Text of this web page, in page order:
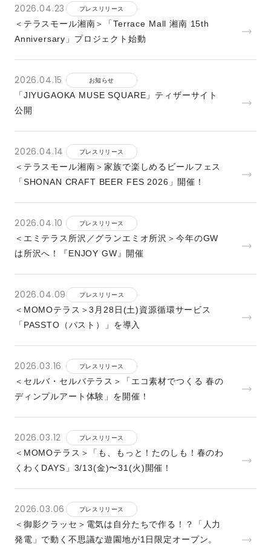
2026.04.23 プレスリリース
＜テラスモール湘南＞「Terrace Mall 湘南 15th
Anniversary」プロジェクト始動
2026.04.15 お知らせ
「JIYUGAOKA MUSE SQUARE」ティザーサイト
公開
2026.04.14 プレスリリース
＜テラスモール湘南＞家族で楽しめるビールフェス
「SHONAN CRAFT BEER FES 2026」開催！
2026.04.10 プレスリリース
＜エミテラス所沢／グランエミオ所沢＞今年のGW
は所沢へ！『ENJOY GW』開催
2026.04.09 プレスリリース
＜MOMOテラス＞3⽉28⽇(⼟)資源循環サービス
「PASSTO（パスト）」を導⼊
2026.03.16 プレスリリース
＜セルバ・セルバテラス＞「エコ素材でつくる 春の
ディンプルアート体験」を開催！
2026.03.12 プレスリリース
＜MOMOテラス＞「も、もっと！たのしも！春のわ
くわくDAYS」3/13(⾦)〜31(⽕)開催！
2026.03.06 プレスリリース
＜御影クラッセ＞電気は自分たちで作る！？「人力
発電」で動く不思議な遊園地が1日限定オープン。